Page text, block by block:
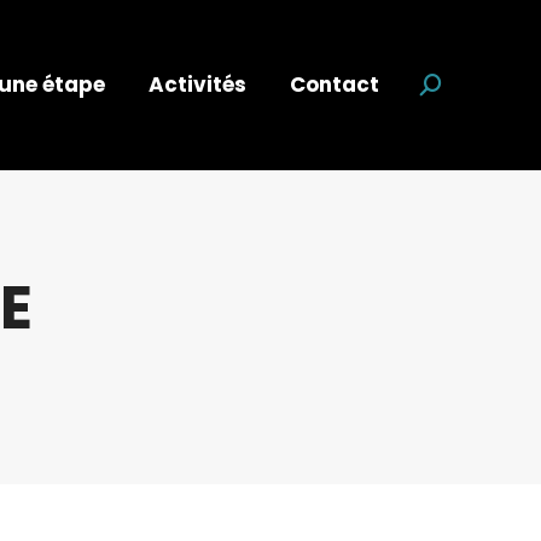
étape Activités Contact Recherche